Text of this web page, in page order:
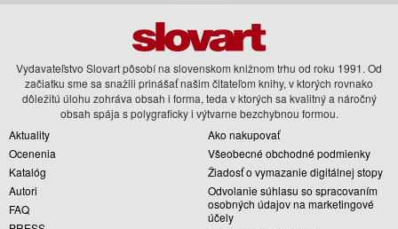
Vydavateľstvo Slovart pôsobí na slovenskom knižnom trhu od roku 1991. Od
začiatku sme sa snažili prinášať našim čitateľom knihy, v ktorých rovnako
dôležitú úlohu zohráva obsah i forma, teda v ktorých sa kvalitný a náročný
obsah spája s polygraficky i výtvarne bezchybnou formou.
Aktuality
Ocenenia
Katalóg
Autori
FAQ
Ako nakupovať
Všeobecné obchodné podmienky
Žiadosť o vymazanie digitálnej stopy
Odvolanie súhlasu so spracovaním
osobných údajov na marketingové
účely